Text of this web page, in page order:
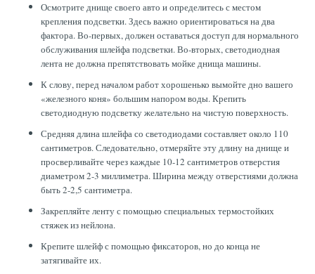
Осмотрите днище своего авто и определитесь с местом
крепления подсветки. Здесь важно ориентироваться на два
фактора. Во-первых, должен оставаться доступ для нормального
обслуживания шлейфа подсветки. Во-вторых, светодиодная
лента не должна препятствовать мойке днища машины.
К слову, перед началом работ хорошенько вымойте дно вашего
«железного коня» большим напором воды. Крепить
светодиодную подсветку желательно на чистую поверхность.
Средняя длина шлейфа со светодиодами составляет около 110
сантиметров. Следовательно, отмеряйте эту длину на днище и
просверливайте через каждые 10-12 сантиметров отверстия
диаметром 2-3 миллиметра. Ширина между отверстиями должна
быть 2-2,5 сантиметра.
Закрепляйте ленту с помощью специальных термостойких
стяжек из нейлона.
Крепите шлейф с помощью фиксаторов, но до конца не
затягивайте их.